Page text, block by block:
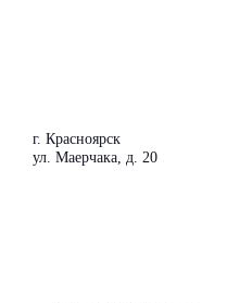
г. Красноярск
ул. Маерчака, д. 20